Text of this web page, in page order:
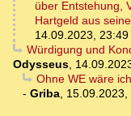
über Entstehung,
Hartgeld aus
14.09.2023, 23:49
Würdigung und
Odysseus,
Ohne WE wäre
- Griba, 15.09.2023,